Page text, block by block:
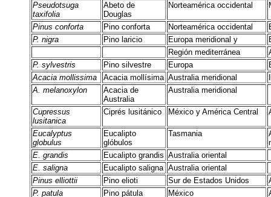
Pseudotsuga
taxifolia
Abeto de
Douglas
Norteamérica occidental
Pinus conforta Pino conforta Norteamérica occidental
P. nigra
Pino laricio Europa meridional y
Región mediterránea
P. sylvestris
Pino silvestre Europa
Acacia mollissima
Acacia mollísima Australia meridional
A. melanoxylon
Acacia de
Australia
Australia meridional
Cupressus
lusitanica
Ciprés lusitánico México y América Central
Eucalyptus
globulus
Eucalipto
glóbulos
Tasmania
E. grandis
Eucalipto grandis Australia oriental
E. saligna
Eucalipto saligna Australia oriental
Pinus elliottii
Pino elioti Sur de Estados Unidos
P. patula
Pino pátula México